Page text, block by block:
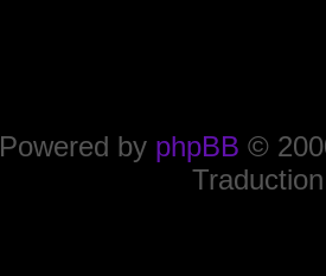
Powered by phpBB ©